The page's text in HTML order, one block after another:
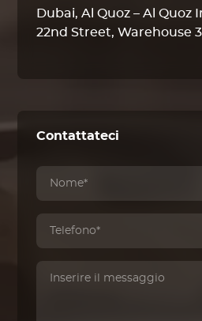
Dubai, Al Quoz – Al Quoz
22nd Street, Warehouse 3
Contattateci